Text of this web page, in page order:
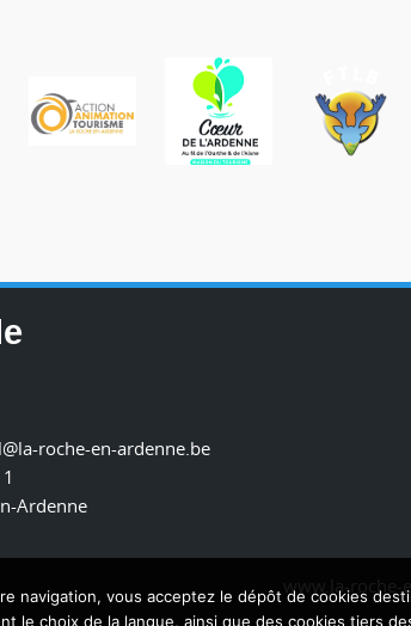
navigation, vous acceptez le dépôt de cookies
le choix de la langue, ainsi que des cookies tiers
roche-en-ardenne.be
Ardenne
www.la-